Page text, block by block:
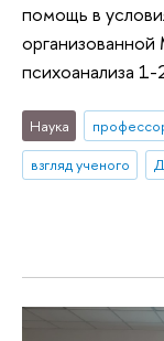
помощь в
психоанализа
Наука
взгляд ученого